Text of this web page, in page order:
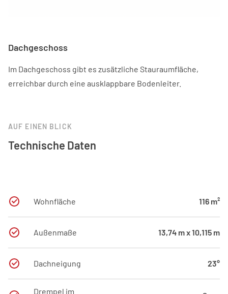
Dachgeschoss
Im Dachgeschoss gibt es zusätzliche Stauraumfläche,
erreichbar durch eine ausklappbare Bodenleiter.
AUF EINEN BLICK
Technische Daten
Wohnfläche 116 m²
Außenmaße 13,74 m x 10,115 m
Dachneigung 23°
Drempel im